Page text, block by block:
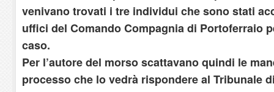
venivano trovati i tre individui che sono stati
uffici del Comando Compagnia di Portoferraio
caso.
Per l’autore del morso scattavano quindi le
processo che lo vedrà rispondere al Tribunale